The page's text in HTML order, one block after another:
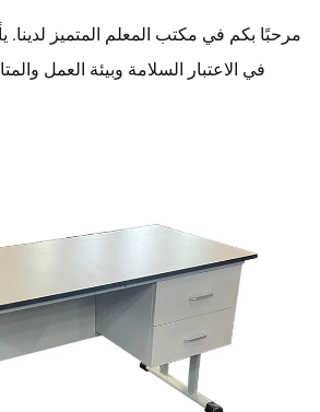
مرحبًا بكم في مكتب المعلم المتميز لدينا.
في الاعتبار السلامة وبيئة العمل